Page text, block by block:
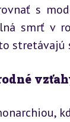
s
smrť v
stretávajú